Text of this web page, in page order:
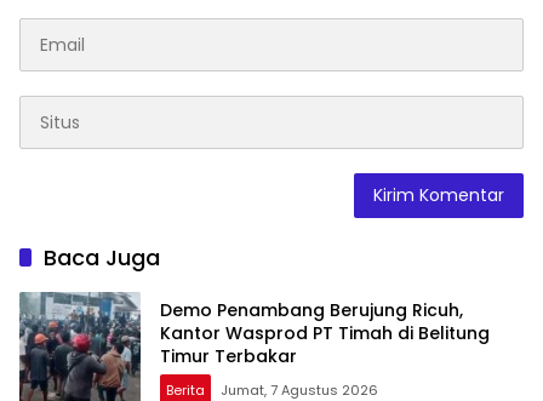
Baca Juga
Demo Penambang Berujung Ricuh,
Kantor Wasprod PT Timah di Belitung
Timur Terbakar
Berita Jumat, 7 Agustus 2026